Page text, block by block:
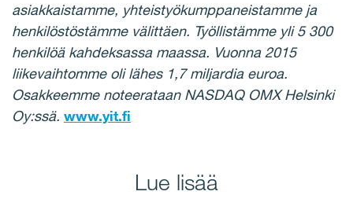
asiakkaistamme, yhteistyökumppaneistamme ja
henkilöstöstämme välittäen. Työllistämme yli 5 300
henkilöä kahdeksassa maassa. Vuonna 2015
liikevaihtomme oli lähes 1,7 miljardia euroa.
Osakkeemme noteerataan NASDAQ OMX Helsinki
Oy:ssä. www.yit.fi
Lue lisää